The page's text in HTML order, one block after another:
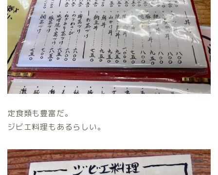
定食類も豊富だ。
ジビエ料理もあるらしい。